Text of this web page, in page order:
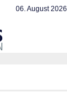
06. August 2026